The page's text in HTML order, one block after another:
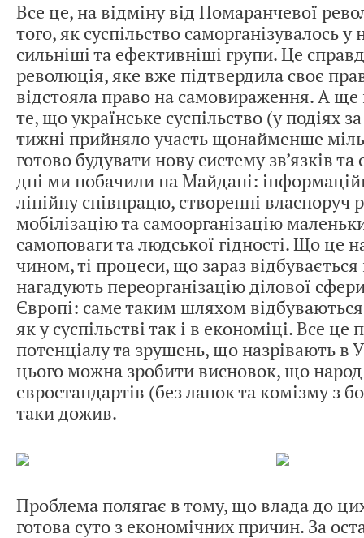
Все це, на відміну від Помаранчевої
того, як суспільство саморганізувалось у
сильніші та ефективніші групи. Це
революція, яке вже підтвердила своє
відстояла право на самовираження. А ще
те, що українське суспільство (у подіях
тижні прийняло участь щонайменше
готово будувати нову систему зв’язків та
дні ми побачили на Майдані:
лінійну співпрацю, створенні власноруч
мобілізацію та самоорганізацію
самоповаги та людської гідності. Що це
чином, ті процеси, що зараз відбувається
нагадують переорганізацію ділової
Європі: саме таким шляхом відбуваються
як у суспільстві так і в економіці. Все
потенціалу та зрушень, що назрівають в
цього можна зробити висновок, що
євростандартів (без лапок та комізму з
таки дожив.
Проблема полягає в тому, що влада до
готова суто з економічних причин. За